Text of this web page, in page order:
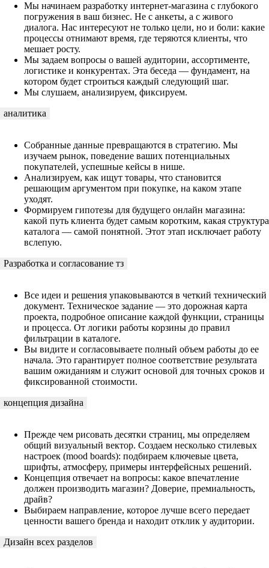
Мы начинаем разработку интернет-магазина с глубокого
погружения в ваш бизнес. Не с анкеты, а с живого
диалога. Нас интересуют не только цели, но и боли: какие
процессы отнимают время, где теряются клиенты, что
мешает росту.
Мы задаем вопросы о вашей аудитории, ассортименте,
логистике и конкурентах. Эта беседа — фундамент, на
котором будет строиться каждый следующий шаг.
Мы слушаем, анализируем, фиксируем.
аналитика
Собранные данные превращаются в стратегию. Мы
изучаем рынок, поведение ваших потенциальных
покупателей, успешные кейсы в нише.
Анализируем, как ищут товары, что становится
решающим аргументом при покупке, на каком этапе
уходят.
Формируем гипотезы для будущего онлайн магазина:
какой путь клиента будет самым коротким, какая структура
каталога — самой понятной. Этот этап исключает работу
вслепую.
Разработка и согласование тз
Все идеи и решения упаковываются в четкий технический
документ. Техническое задание — это дорожная карта
проекта, подробное описание каждой функции, страницы
и процесса. От логики работы корзины до правил
фильтрации в каталоге.
Вы видите и согласовываете полный объем работы до ее
начала. Это гарантирует полное соответствие результата
вашим ожиданиям и служит основой для точных сроков и
фиксированной стоимости.
концепция дизайна
Прежде чем рисовать десятки страниц, мы определяем
общий визуальный вектор. Создаем несколько стилевых
настроек (mood boards): подбираем ключевые цвета,
шрифты, атмосферу, примеры интерфейсных решений.
Концепция отвечает на вопросы: какое впечатление
должен производить магазин? Доверие, премиальность,
драйв?
Выбираем направление, которое лучше всего передает
ценности вашего бренда и находит отклик у аудитории.
Дизайн всех разделов